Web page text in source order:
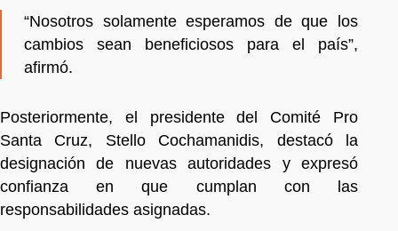
“Nosotros solamente esperamos de que los
cambios sean beneficiosos para el país”,
afirmó.
Posteriormente, el presidente del Comité Pro
Santa Cruz, Stello Cochamanidis, destacó la
designación de nuevas autoridades y expresó
confianza en que cumplan con las
responsabilidades asignadas.